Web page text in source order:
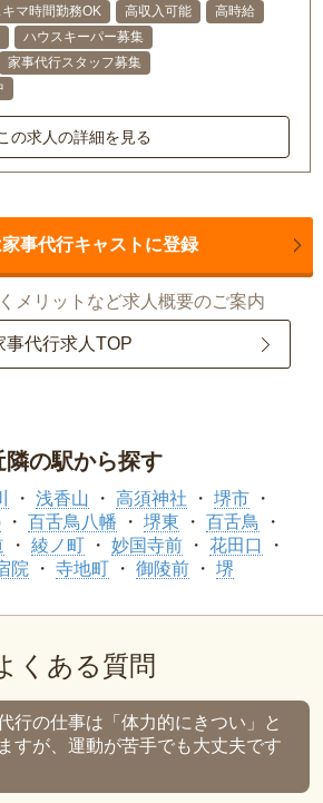
キマ時間勤務OK 高収入可能
高時給
ハウスキーパー募集
家事代行スタッフ募集
の求人の詳細を見る
家事代行キャストに登録
メリットなど求人概要のご案内
事代行求人TOP
隣の駅から探す
浅香山 高須神社
堺市
百舌鳥八幡 堺東
百舌鳥
綾ノ町 妙国寺前
花田口
院 寺地町 御陵前 堺
くある質問
行の仕事は「体力的にきつい」と
すが、運動が苦手でも大丈夫です